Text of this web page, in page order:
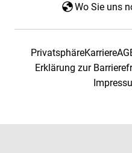
Wo Sie uns
PrivatsphäreKarriere
Erklärung zur